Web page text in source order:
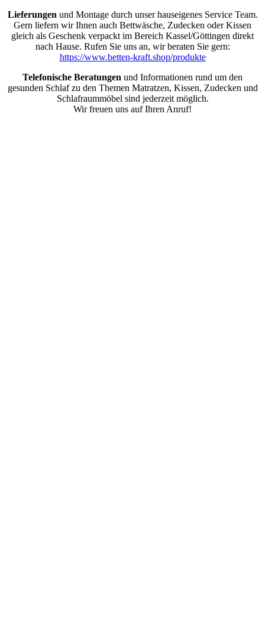
Lieferungen und Montage durch unser hauseigenes Service Team.
Gern liefern wir Ihnen auch Bettwäsche, Zudecken oder Kissen
gleich als Geschenk verpackt im Bereich Kassel/Göttingen direkt
nach Hause. Rufen Sie uns an, wir beraten Sie gern:
https://www.betten-kraft.shop/produkte
Telefonische Beratungen und Informationen rund um den
gesunden Schlaf zu den Themen Matratzen, Kissen, Zudecken und
Schlafraummöbel sind jederzeit möglich.
Wir freuen uns auf Ihren Anruf!